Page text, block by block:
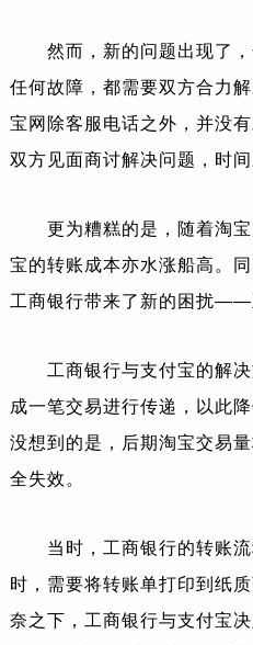
然而，新的问题出现了，
任何故障，都需要双方合力
宝网除客服电话之外，并没
双方见面商讨解决问题，时间
更为糟糕的是，随着淘宝
宝的转账成本亦水涨船高。
工商银行带来了新的困扰——
工商银行与支付宝的解决
成一笔交易进行传递，以此
没想到的是，后期淘宝交易
全失效。
当时，工商银行的转账流
时，需要将转账单打印到纸
奈之下，工商银行与支付宝